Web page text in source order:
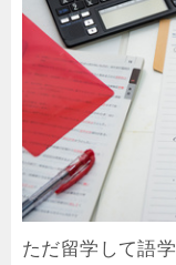
ただ留学して語